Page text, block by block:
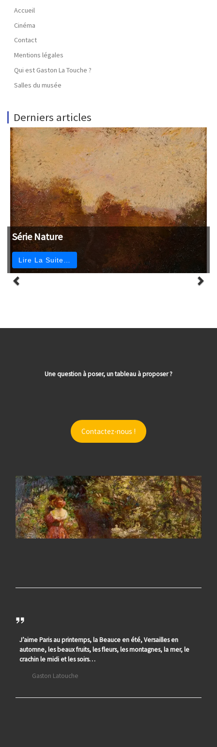
Accueil
Cinéma
Contact
Mentions légales
Qui est Gaston La Touche ?
Salles du musée
Derniers articles
Série Nature
Lire La Suite…
Une question à poser, un tableau à proposer ?
Contactez-nous !
J’aime Paris au printemps, la Beauce en été, Versailles en
automne, les beaux fruits, les fleurs, les montagnes, la mer, le
crachin le midi et les soirs…
Gaston Latouche